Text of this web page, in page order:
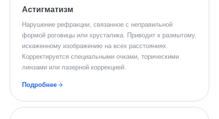
Астигматизм
Нарушение рефракции, связанное с неправильной
формой роговицы или хрусталика. Приводит к размытому,
искаженному изображению на всех расстояниях.
Корректируется специальными очками, торическими
линзами или лазерной коррекцией.
Подробнее